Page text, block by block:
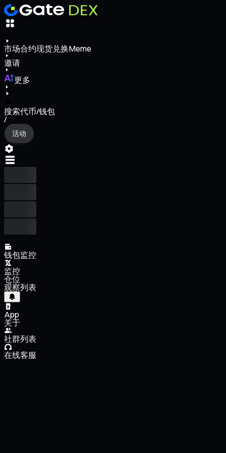
市场合约现货兑换Meme
邀请
更多
搜索代币/钱包
/
活动
钱包监控
监控
仓位
观察列表
App
关于
社群列表
在线客服